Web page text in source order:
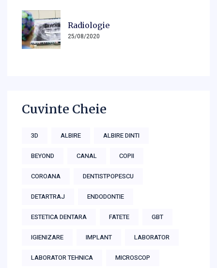
Radiologie
25/08/2020
Cuvinte Cheie
3D ALBIRE ALBIRE DINTI
BEYOND CANAL COPII
COROANA DENTISTPOPESCU
DETARTRAJ ENDODONTIE
ESTETICA DENTARA FATETE GBT
IGIENIZARE IMPLANT LABORATOR
LABORATOR TEHNICA MICROSCOP